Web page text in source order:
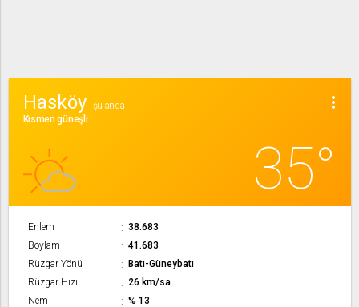
more_vert
Hasköy
şu anda
Kısmen güneşli
35°
Enlem
38.683
Boylam
41.683
Rüzgar Yönü
Batı-Güneybatı
Rüzgar Hızı
26 km/sa
Nem
% 13